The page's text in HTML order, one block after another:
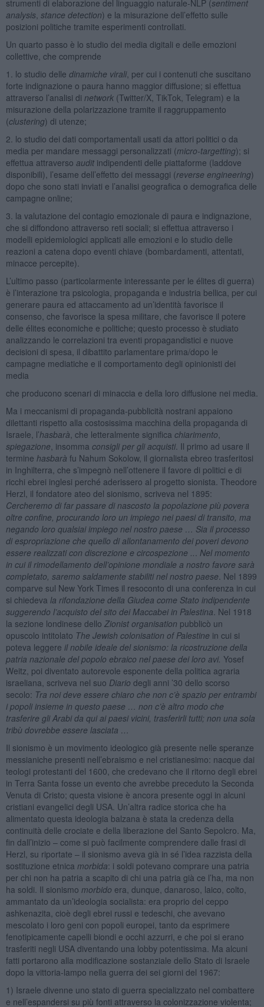
strumenti di elaborazione del linguaggio naturale-NLP (sentiment
analysis, stance detection) e la misurazione dell’effetto sulle
posizioni politiche tramite esperimenti controllati.
Un quarto passo è lo studio dei media digitali e delle emozioni
collettive, che comprende
1. lo studio delle dinamiche virali, per cui i contenuti che suscitano
forte indignazione o paura hanno maggior diffusione; si effettua
attraverso l’analisi di network(Twitter/X, TikTok, Telegram) e la
misurazione della polarizzazione tramite il raggruppamento
(clustering) di utenze;
2. lo studio dei dati comportamentali usati da attori politici o da
media per mandare messaggi personalizzati (micro-targetting); si
effettua attraverso auditindipendenti delle piattaforme (laddove
disponibili), l’esame dell’effetto dei messaggi (reverse engineering)
dopo che sono stati inviati e l’analisi geografica o demografica delle
campagne online;
3. la valutazione del contagio emozionale di paura e indignazione,
che si diffondono attraverso reti sociali; si effettua attraverso i
modelli epidemiologici applicati alle emozioni e lo studio delle
reazioni a catena dopo eventi chiave (bombardamenti, attentati,
minacce percepite).
L’ultimo passo (particolarmente interessante per le élites di guerra)
è l’interazione tra psicologia, propaganda e industria bellica, per cui
generare paura ed attaccamento ad un’identità favorisce il
consenso, che favorisce la spesa militare, che favorisce il potere
delle élites economiche e politiche; questo processo è studiato
analizzando le correlazioni tra eventi propagandistici e nuove
decisioni di spesa, il dibattito parlamentare prima/dopo le
campagne mediatiche e il comportamento degli opinionisti dei
media
che producono scenari di minaccia e della loro diffusione nei media.
Ma i meccanismi di propaganda-pubblicità nostrani appaiono
dilettanti rispetto alla costosissima macchina della propaganda di
Israele, l’hasbarà , che letteralmente significa chiarimento
spiegazione , insomma consigli per gli acquisti. Il primo ad usare il
termine hasbarà fu Nahum Sokolow, il giornalista ebreo trasferitosi
in Inghilterra, che s’impegnò nell’ottenere il favore di politici e di
ricchi ebrei inglesi perché aderissero al progetto sionista. Theodore
Herzl, il fondatore ateo del sionismo, scriveva nel 1895:
Cercheremo di far passare di nascosto la popolazione più povera
oltre confine, procurando loro un impiego nei paesi di transito, ma
negando loro qualsiai impiego nel nostro paese … Sia il processo
di espropriazione che quello di allontanamento dei poveri devono
essere realizzati con discrezione e circospezione ..
Nel momento
in cui il rimodellamento dell’opinione mondiale a nostro favore sarà
completato, saremo saldamente stabiliti nel nostro paese . Nel 1899
comparve sul New York Times il resoconto di una conferenza in cui
si chiedeva la rifondazione della Giudea come Stato indipendente
suggerendo l’acquisto del sito dei Maccabei in Palestina . Nel 1918
la sezione londinese dello Zionist organisation pubblicò un
opuscolo intitolato The Jewish colonisation of Palestine in cui si
poteva leggere il nobile ideale del sionismo: la ricostruzione della
patria nazionale del popolo ebraico nel paese dei loro avi. Yosef
Weitz, poi diventato autorevole esponente della politica agraria
israeliana, scriveva nel suo Diario degli anni ’30 dello scorso
secolo: Tra noi deve essere chiaro che non c’è spazio per entrambi
i popoli insieme in questo paese … non c’è altro modo che
trasferire gli Arabi da qui ai paesi vicini, trasferirli tutti; non una sola
tribù dovrebbe essere lasciata …
Il sionismo è un movimento ideologico già presente nelle speranze
messianiche presenti nell’ebraismo e nel cristianesimo: nacque dai
teologi protestanti del 1600, che credevano che il ritorno degli ebrei
in Terra Santa fosse un evento che avrebbe preceduto la Seconda
Venuta di Cristo; questa visione è ancora presente oggi in alcuni
cristiani evangelici degli USA. Un’altra radice storica che ha
alimentato questa ideologia balzana è stata la credenza della
continuità delle crociate e della liberazione del Santo Sepolcro. Ma,
fin dall’inizio – come si può facilmente comprendere dalle frasi di
Herzl, su riportate – il sionismo aveva già in sé l’idea razzista della
sostituzione etnica morbida: i soldi potevano comprare una patria
per chi non ha patria a scapito di chi una patria già ce l’ha, ma non
ha soldi. Il sionismo morbido era, dunque, danaroso, laico, colto,
ammantato da un’ideologia socialista: era proprio del ceppo
ashkenazita, cioè degli ebrei russi e tedeschi, che avevano
mescolato i loro geni con popoli europei, tanto da esprimere
fenotipicamente capelli biondi e occhi azzurri, e che poi si erano
trasferiti negli USA diventando una lobby potentissima. Ma alcuni
fatti portarono alla modificazione sostanziale dello Stato di Israele
dopo la vittoria-lampo nella guerra dei sei giorni del 1967:
1) Israele divenne uno stato di guerra specializzato nel combattere
e nell’espandersi su più fonti attraverso la colonizzazione violenta;